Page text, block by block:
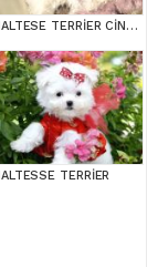
MALTESE TERRİER CİNSİ YAVRULAR
TERRİER